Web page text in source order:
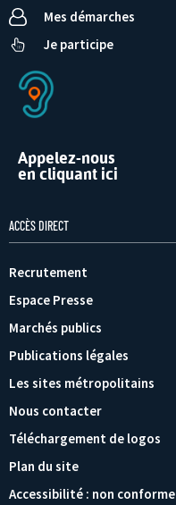
Mes démarches
Je participe
Appelez-nous
en cliquant ici
ACCÈS DIRECT
Recrutement
Espace Presse
Marchés publics
Publications légales
Les sites métropolitains
Nous contacter
Téléchargement de logos
Plan du site
Accessibilité : non conforme